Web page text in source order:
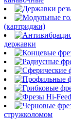
(картриджи)
державки
стружколомом